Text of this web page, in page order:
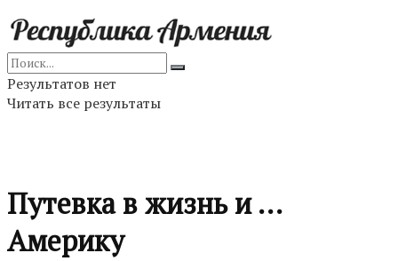
Результатов нет
Читать все результаты
Путевка в жизнь и …
Америку